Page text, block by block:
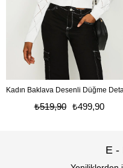
₺499,90
₺519,90
E -